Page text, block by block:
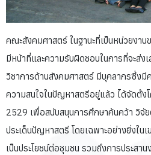
คณะสังคมศาสตร์ ในฐานะที่เป็นหน่วยงาน
มีหน้าที่และความรับผิดชอบในการที่จะส่ง
วิชาการด้านสังคมศาสตร์ มีบุคลากรซึ่งมี
ความสนใจในปัญหาสตรีอยู่แล้ว ได้จัดตั้ง
2529 เพื่อสนับสนุนการศึกษาค้นคว้า วิจั
ประเด็นปัญหาสตรี โดยเฉพาะอย่างยิ่งใ
เป็นประโยชน์ต่อชุมชน รวมถึงการประสา